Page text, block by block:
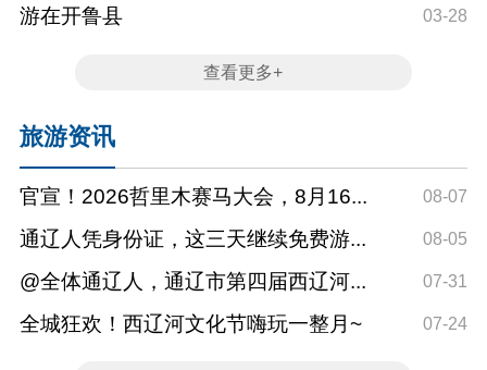
游在开鲁县 03-28
查看更多+
旅游资讯
官宣！2026哲里木赛马大会，8月16... 08-07
通辽人凭身份证，这三天继续免费游... 08-05
@全体通辽人，通辽市第四届西辽河... 07-31
全城狂欢！西辽河文化节嗨玩一整月~ 07-24